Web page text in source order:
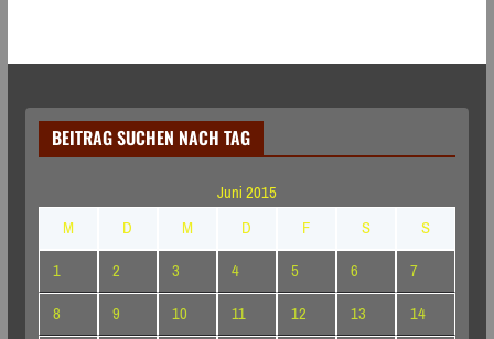
BEITRAG SUCHEN NACH TAG
Juni 2015
M
D M D F S
S
1
2 3 4 5 6
7
8
9 10 11 12 13
14